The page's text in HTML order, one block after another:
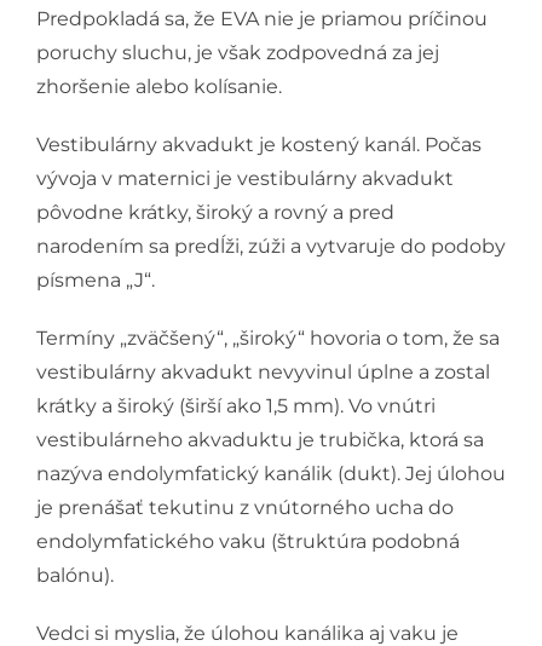
Predpokladá sa, že EVA nie je priamou príčinou
poruchy sluchu, je však zodpovedná za jej
zhoršenie alebo kolísanie.
Vestibulárny akvadukt je kostený kanál. Počas
vývoja v maternici je vestibulárny akvadukt
pôvodne krátky, široký a rovný a pred
narodením sa predĺži, zúži a vytvaruje do podoby
písmena „J“.
Termíny „zväčšený“, „široký“ hovoria o tom, že sa
vestibulárny akvadukt nevyvinul úplne a zostal
krátky a široký (širší ako 1,5 mm). Vo vnútri
vestibulárneho akvaduktu je trubička, ktorá sa
nazýva endolymfatický kanálik (dukt). Jej úlohou
je prenášať tekutinu z vnútorného ucha do
endolymfatického vaku (štruktúra podobná
balónu).
Vedci si myslia, že úlohou kanálika aj vaku je